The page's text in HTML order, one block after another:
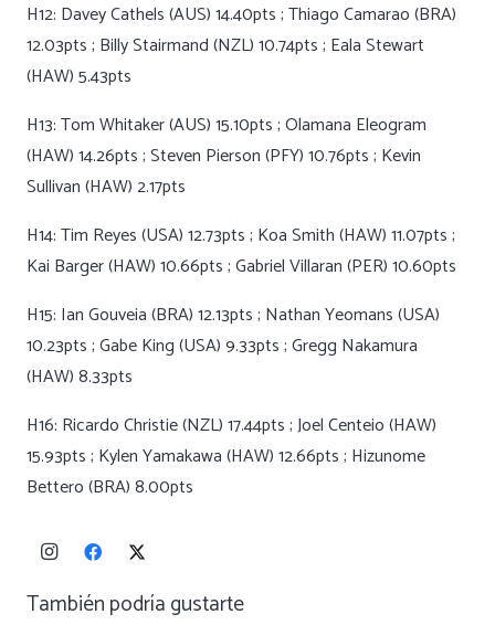
H12: Davey Cathels (AUS) 14.40pts ; Thiago Camarao (BRA)
12.03pts ; Billy Stairmand (NZL) 10.74pts ; Eala Stewart
(HAW) 5.43pts
H13: Tom Whitaker (AUS) 15.10pts ; Olamana Eleogram
(HAW) 14.26pts ; Steven Pierson (PFY) 10.76pts ; Kevin
Sullivan (HAW) 2.17pts
H14: Tim Reyes (USA) 12.73pts ; Koa Smith (HAW) 11.07pts ;
Kai Barger (HAW) 10.66pts ; Gabriel Villaran (PER) 10.60pts
H15: Ian Gouveia (BRA) 12.13pts ; Nathan Yeomans (USA)
10.23pts ; Gabe King (USA) 9.33pts ; Gregg Nakamura
(HAW) 8.33pts
H16: Ricardo Christie (NZL) 17.44pts ; Joel Centeio (HAW)
15.93pts ; Kylen Yamakawa (HAW) 12.66pts ; Hizunome
Bettero (BRA) 8.00pts
También podría gustarte